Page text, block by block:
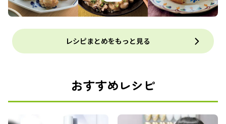
レシピまとめをもっと見る
おすすめレシピ